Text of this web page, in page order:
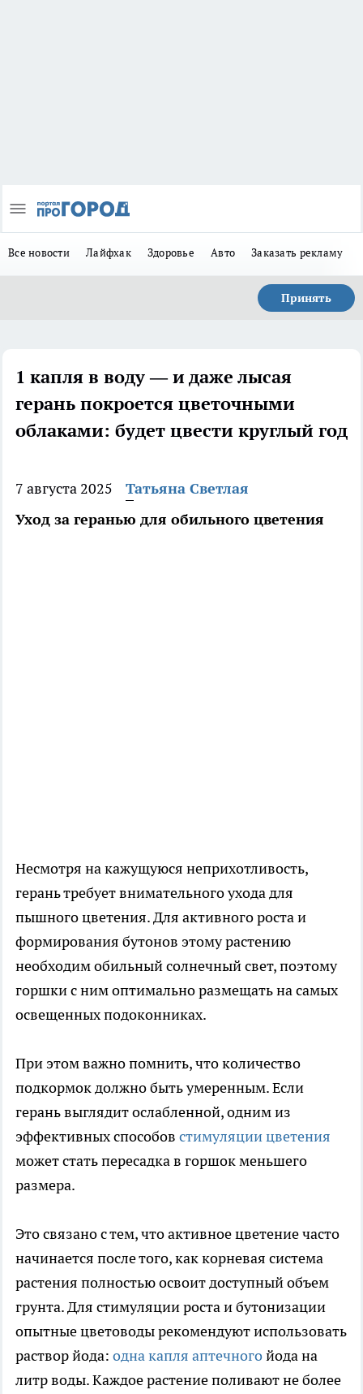
Все новости Лайфхак Здоровье Авто Заказать рекламу
Принять
1 капля в воду — и даже лысая
герань покроется цветочными
облаками: будет цвести круглый год
7 августа 2025
Татьяна Светлая
Уход за геранью для обильного цветения
Несмотря на кажущуюся неприхотливость,
герань требует внимательного ухода для
пышного цветения. Для активного роста и
формирования бутонов этому растению
необходим обильный солнечный свет, поэтому
горшки с ним оптимально размещать на самых
освещенных подоконниках.
При этом важно помнить, что количество
подкормок должно быть умеренным. Если
герань выглядит ослабленной, одним из
эффективных способов стимуляции цветения
может стать пересадка в горшок меньшего
размера.
Это связано с тем, что активное цветение часто
начинается после того, как корневая система
растения полностью освоит доступный объем
грунта. Для стимуляции роста и бутонизации
опытные цветоводы рекомендуют использовать
раствор йода: одна капля аптечногойода на
литр воды. Каждое растение поливают не более